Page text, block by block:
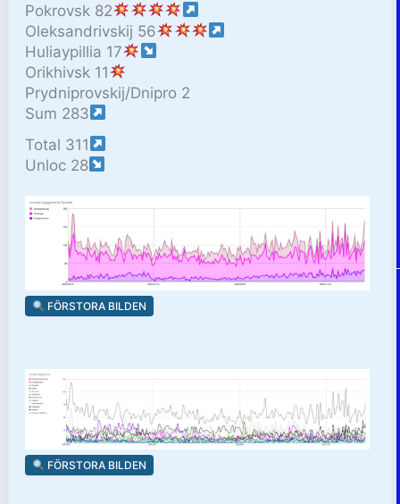
Pokrovsk 82
Oleksandrivskij 56
Huliaypillia 17
Orikhivsk 11
Prydniprovskij/Dnipro 2
Sum 283
Total 311
Unloc 28
FÖRSTORA BILDEN
FÖRSTORA BILDEN